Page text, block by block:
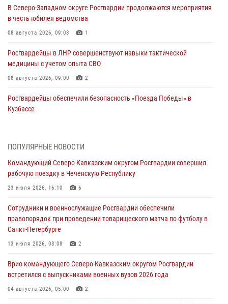
В Северо-Западном округе Росгвардии продолжаются мероприятия
в честь юбилея ведомства
08 августа 2026, 09:03 1
Росгвардейцы в ЛНР совершенствуют навыки тактической
медицины с учетом опыта СВО
08 августа 2026, 09:00 2
Росгвардейцы обеспечили безопасность «Поезда Победы» в
Кузбассе
ОМОН «Ойрат» Управления Росгвардии по Республике Калмыкия
08 августа 2026, 07:00
В Кабардино-Балкарии сотрудники Росгвардии провели турнир по
08 августа 2026, 07:00
Военнослужащие Софринской бригады Росгвардии встретились с
участником патриотического проекта «Дорогой Ломоносова —
08 августа 2026, 07:00 2
В Москве росгвардейцы оказали помощь медикам и девушке с
ПОПУЛЯРНЫЕ НОВОСТИ
Командующий Северо-Кавказским округом Росгвардии совершил
рабочую поездку в Чеченскую Республику
23 июля 2026, 16:10 6
Сотрудники и военнослужащие Росгвардии обеспечили
правопорядок при проведении товарищеского матча по футболу в
Санкт-Петербурге
13 июля 2026, 08:08 2
Врио командующего Северо-Кавказским округом Росгвардии
встретился с выпускниками военных вузов 2026 года
04 августа 2026, 05:00 2